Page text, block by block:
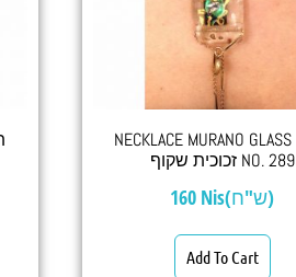
NECKLACE MURANO GLASS תליון
זכוכית שקוף NO. 289
160 Nis(ש"ח)
Add To Cart